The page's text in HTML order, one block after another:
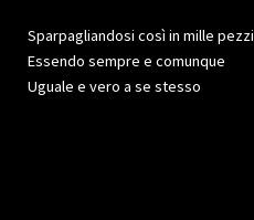
Sparpagliandosi così in mille pezzi
Essendo sempre e comunque
Uguale e vero a se stesso